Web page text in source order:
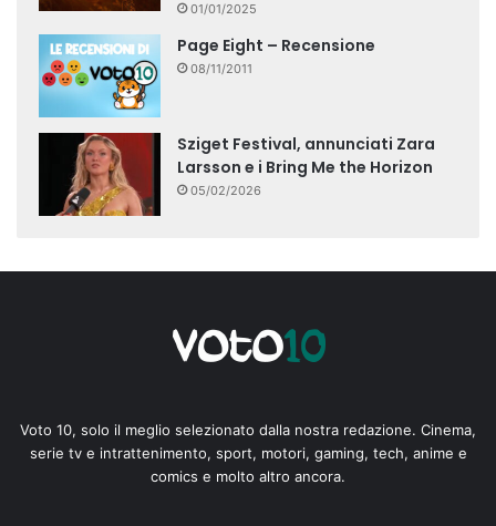
01/01/2025
Page Eight – Recensione
08/11/2011
Sziget Festival, annunciati Zara
Larsson e i Bring Me the Horizon
05/02/2026
Voto 10, solo il meglio selezionato dalla nostra redazione. Cinema,
serie tv e intrattenimento, sport, motori, gaming, tech, anime e
comics e molto altro ancora.